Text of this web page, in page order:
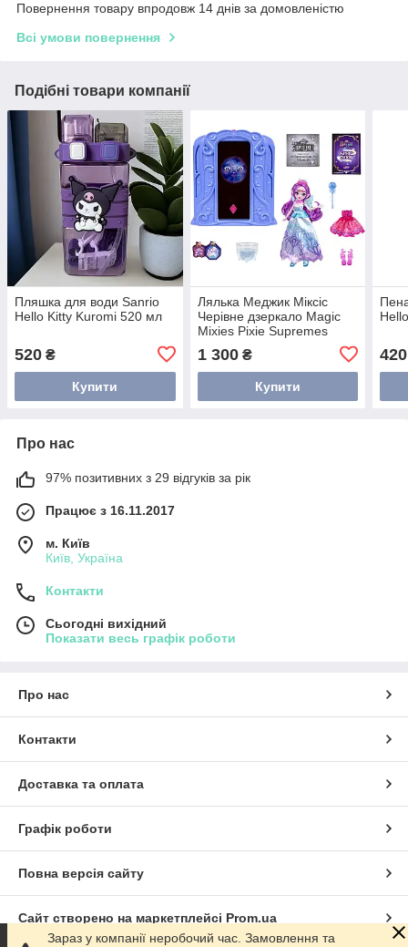
Повернення товару впродовж 14 днів за домовленістю
Всі умови повернення
Подібні товари компанії
Пляшка для води Sanrio
Hello Kitty Kuromi 520 мл
520 ₴
Купити
Лялька Меджик Міксіс
Черівне дзеркало Magic
Mixies Pixie Supremes
1 300₴
Купити
420
Про нас
97% позитивних з 29 відгуків за рік
Працює з 16.11.2017
м. Київ
Київ, Україна
Контакти
Сьогодні вихідний
Показати весь графік роботи
Про нас
Контакти
Доставка та оплата
Графік роботи
Повна версія сайту
Сайт створено на маркетплейсі Prom.ua
Зараз у компанії неробочий час. Замовлення та